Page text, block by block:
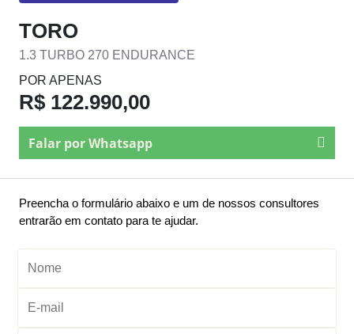
TORO
1.3 TURBO 270 ENDURANCE
POR APENAS
R$ 122.990,00
Falar por Whatsapp
Preencha o formulário abaixo e um de nossos consultores
entrarão em contato para te ajudar.